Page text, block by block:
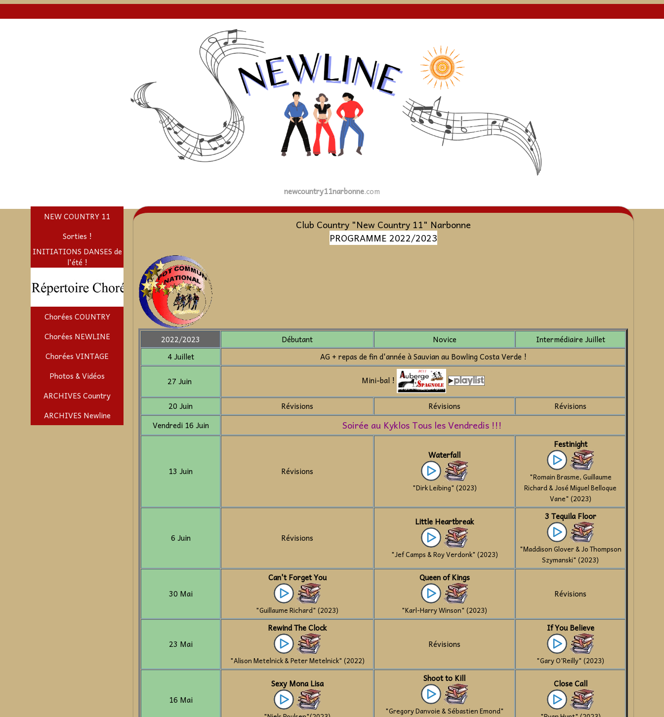
newcountry11narbonne.com
NEW COUNTRY 11
Sorties !
INITIATIONS DANSES de
l'été !
Chorées COUNTRY
Chorées NEWLINE
Chorées VINTAGE
Photos & Vidéos
ARCHIVES Country
ARCHIVES Newline
Club Country "New Country 11" Narbonne
PROGRAMME 2022/2023
2022/2023 Débutant Novice
Intermédiaire Juillet
4 Juillet
AG + repas de fin d'année à Sauvian au Bowling Costa Verde !
27 Juin Mini-bal !
20 Juin Révisions Révisions
Révisions
Vendredi 16 Juin
Soirée au Kyklos Tous les Vendredis !!!
13 Juin Révisions
Waterfall
"Dirk Leibing" (2023)
Festinight
"Romain Brasme, Guillaume
Richard & José Miguel Belloque
Vane" (2023)
6 Juin Révisions
Little Heartbreak
"Jef Camps & Roy Verdonk" (2023)
3 Tequila Floor
"Maddison Glover & Jo Thompson
Szymanski" (2023)
30 Mai
Can't Forget You
"Guillaume Richard" (2023)
Queen of Kings
"Karl-Harry Winson" (2023)
Révisions
23 Mai
Rewind The Clock
"Alison Metelnick & Peter Metelnick" (2022)
Révisions
If You Believe
"Gary O'Reilly" (2023)
16 Mai
Sexy Mona Lisa Shoot to Kill
"Gregory Danvoie & Sébastien Emond"
Close Call